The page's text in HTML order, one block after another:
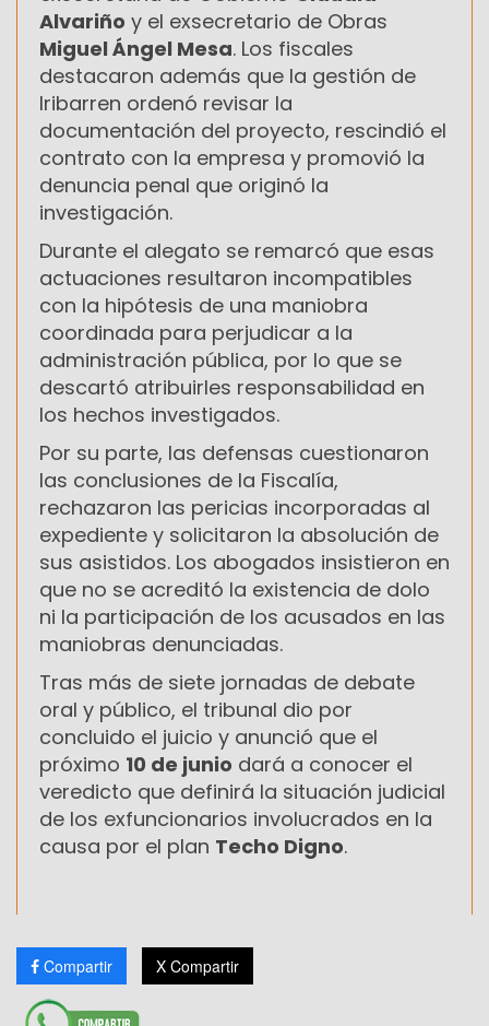
Alvariño y el exsecretario de Obras
Miguel Ángel Mesa. Los fiscales
destacaron además que la gestión de
Iribarren ordenó revisar la
documentación del proyecto, rescindió el
contrato con la empresa y promovió la
denuncia penal que originó la
investigación.
Durante el alegato se remarcó que esas
actuaciones resultaron incompatibles
con la hipótesis de una maniobra
coordinada para perjudicar a la
administración pública, por lo que se
descartó atribuirles responsabilidad en
los hechos investigados.
Por su parte, las defensas cuestionaron
las conclusiones de la Fiscalía,
rechazaron las pericias incorporadas al
expediente y solicitaron la absolución de
sus asistidos. Los abogados insistieron en
que no se acreditó la existencia de dolo
ni la participación de los acusados en las
maniobras denunciadas.
Tras más de siete jornadas de debate
oral y público, el tribunal dio por
concluido el juicio y anunció que el
próximo 10 de junio dará a conocer el
veredicto que definirá la situación judicial
de los exfuncionarios involucrados en la
causa por el plan Techo Digno.
Compartir X Compartir